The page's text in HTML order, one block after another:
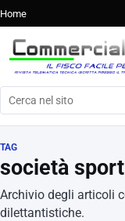
Home
Cerca nel sito
TAG
società
Archivio degli articoli
dilettantistiche.